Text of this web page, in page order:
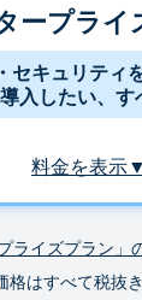
ープライ
セキュリティ
入したい、す
料金を表示▼
ライズプラン」
格はすべて税抜